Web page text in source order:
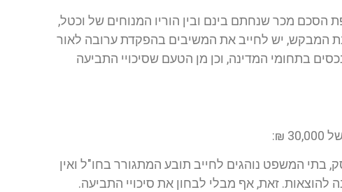
מכר שנחתם בינם ובין הוריו המנוחים של וכטל,
המבקש, יש לחייב את המשיבים בהפקדת ערובה לאור
בתחומי המדינה, וכן מן הטעם שסיכויי התביעה
₪:
המשפט נוהגים לחייב תובע המתגורר בחו"ל ואין
זאת, אף מבלי לבחון את סיכויי התביעה.